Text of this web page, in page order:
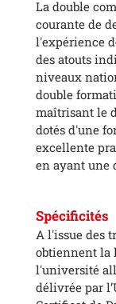
La double
courante de
l'expérience
des atouts
niveaux
double
maîtrisant le
dotés d'une
excellente
en ayant une
Spécificités
A l'issue des
obtiennent la
l'université
délivrée par